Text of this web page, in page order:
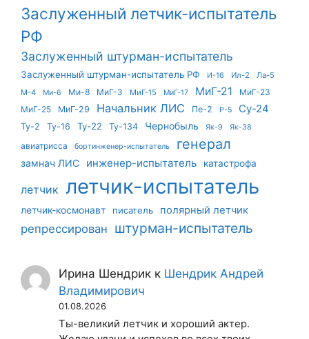
Заслуженный летчик-испытатель
РФ
Заслуженный штурман-испытатель
Заслуженный штурман-испытатель РФ И-16 Ил-2
Ла-5
М-4
Ми-6 Ми-8 МиГ-3 МиГ-15 МиГ-17 МиГ-21
МиГ-23
МиГ-25
МиГ-29 Начальник ЛИС Пе-2 Р-5 Су-24
Ту-2 Ту-16 Ту-22 Ту-134 Чернобыль Як-9 Як-38
авиатрисса бортинженер-испытатель генерал
замнач ЛИС инженер-испытатель катастрофа
летчик летчик-испытатель
летчик-космонавт писатель полярный летчик
репрессирован штурман-испытатель
Ирина Шендрик к Шендрик Андрей
Владимирович
01.08.2026
Ты-великий летчик и хороший актер.